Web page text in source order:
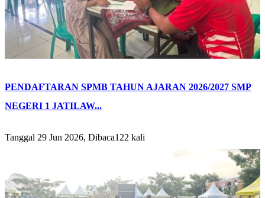
PENDAFTARAN SPMB TAHUN AJARAN 2026/2027 SMP
NEGERI 1 JATILAW...
Tanggal 29 Jun 2026, Dibaca122 kali